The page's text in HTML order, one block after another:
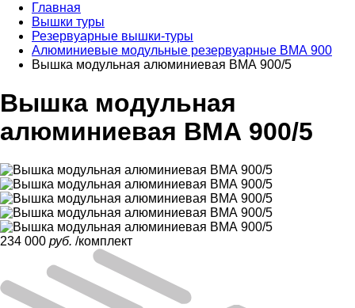
Главная
Вышки туры
Резервуарные вышки-туры
Алюминиевые модульные резервуарные ВМА 900
Вышка модульная алюминиевая ВМА 900/5
Вышка модульная
алюминиевая ВМА 900/5
234 000 руб. /комплект